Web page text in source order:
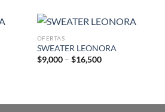
OFERTAS
SWEATER LEONORA
$9,000– $16,500